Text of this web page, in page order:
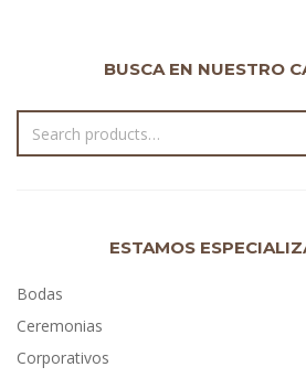
BUSCA EN NUESTRO
ESTAMOS
Bodas
Ceremonias
Corporativos